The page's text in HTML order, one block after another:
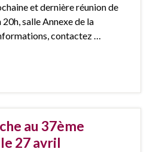
et dernière réunion de
salle Annexe de la
contactez …
au 37ème
27 avril